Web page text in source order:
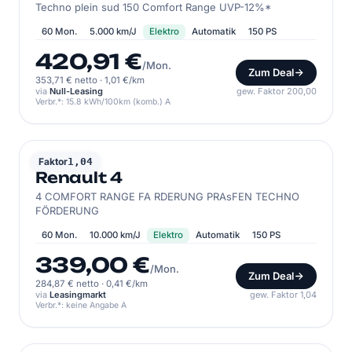
Techno plein sud 150 Comfort Range UVP-12%*
60 Mon. 5.000 km/J Elektro Automatik 150 PS
420,91 €/Mon.
353,71 € netto · 1,01 €/km
Zum Deal
via Null-Leasing gew. Faktor 200,00
Verbr.*: 15.8 kWh/100km (komb.) A
Faktor1,04
RENAULT
Renault 4
4 COMFORT RANGE FA RDERUNG PRAsFEN TECHNO
FÖRDERUNG
60 Mon. 10.000 km/J Elektro Automatik 150 PS
339,00 €/Mon.
284,87 € netto · 0,41 €/km
Zum Deal
via Leasingmarkt gew. Faktor 1,04
Verbr.*: keine Angabe A